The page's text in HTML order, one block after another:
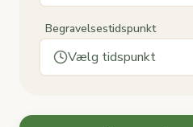
Begravelsestidspunkt
Vælg tidspunkt